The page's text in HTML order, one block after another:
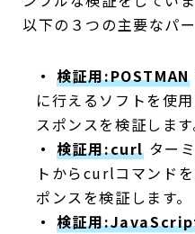
以下の３つの主要なパ
・ 検証用:POSTMAN
に行えるソフトを使
スポンスを検証します
・ 検証用:curl ター
トからcurlコマンド
ポンスを検証します。
・ 検証用